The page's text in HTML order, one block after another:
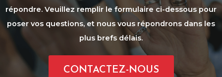
répondre. Veuillez remplir le formulaire ci-dessous pour
poser vos questions, et nous vous répondrons dans les
plus brefs délais.
CONTACTEZ-NOUS